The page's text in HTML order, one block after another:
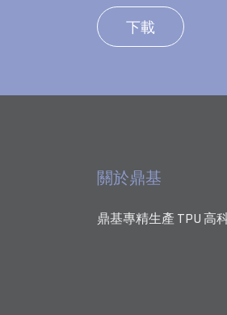
下載
關於鼎基
鼎基專精生產 TPU 高